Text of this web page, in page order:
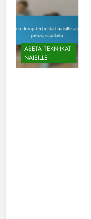
ASETA TEKNIIKAT
NAISILLE